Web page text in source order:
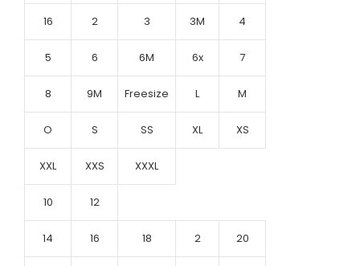
16 2 3 3M 4
5 6 6M 6x 7
8 9M Freesize L M
O S SS XL XS
XXL XXS XXXL
10 12
14 16 18 2 20